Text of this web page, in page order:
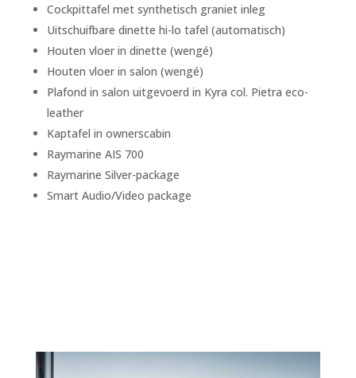
Cockpittafel met synthetisch graniet inleg
Uitschuifbare dinette hi-lo tafel (automatisch)
Houten vloer in dinette (wengé)
Houten vloer in salon (wengé)
Plafond in salon uitgevoerd in Kyra col. Pietra eco-
leather
Kaptafel in ownerscabin
Raymarine AIS 700
Raymarine Silver-package
Smart Audio/Video package